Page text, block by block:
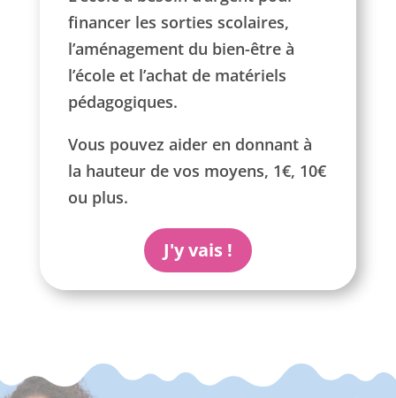
financer les sorties scolaires,
l’aménagement du bien-être à
l’école et l’achat de matériels
pédagogiques.
Vous pouvez aider en donnant à
la hauteur de vos moyens, 1€, 10€
ou plus.
J'y vais !